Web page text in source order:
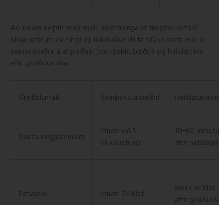
Að lokum skiptir hraði máli, sérstaklega ef fríspinnherferð
skilar stórum vinningi og leikmaður vill fá féð út hratt. Hér er
samanburður á afgreiðslu (samþykkt beiðni) og heildartíma
eftir greiðslumáta:
Greiðslumáti Samþykktarbeiðni
Dulritunargjaldmiðlar
Innan við 1
klukkustund
10–60
eftir netálagi)
Rafveski Innan 24 klst.
Nokkrar klst.
eftir